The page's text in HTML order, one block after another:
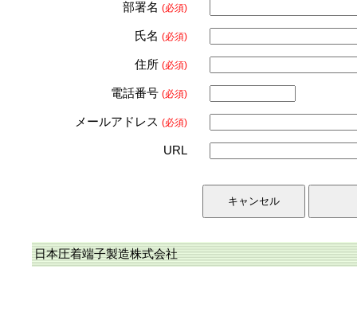
部署名 (必須)
氏名 (必須)
住所 (必須)
電話番号 (必須)
メールアドレス (必須)
URL
日本圧着端子製造株式会社